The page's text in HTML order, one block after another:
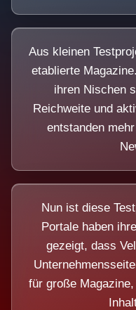
Aus kleinen
etablierte
ihren Nischen
Reichweite und
entstanden
Nun ist diese
Portale haben
gezeigt, dass
für große